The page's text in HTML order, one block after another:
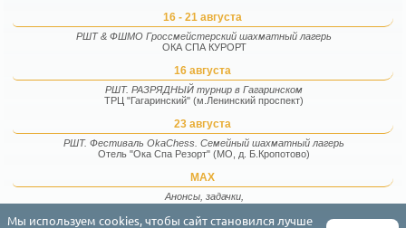
16 - 21 августа
РШТ & ФШМО Гроссмейстерский шахматный лагерь
ОКА СПА КУРОРТ
16 августа
РШТ. РАЗРЯДНЫЙ турнир в Гагаринском
ТРЦ "Гагаринский" (м.Ленинский проспект)
23 августа
РШТ. Фестиваль OkaChess. Семейный шахматный лагерь
Отель "Ока Спа Резорт" (МО, д. Б.Кропотово)
MAX
Анонсы, задачки,
фотографии и факты
Мы используем cookies, чтобы сайт становился лучше